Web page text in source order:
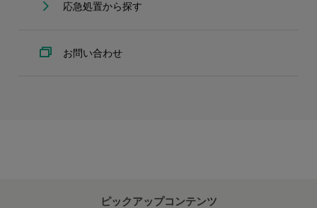
応急処置から探す
お問い合わせ
ピックアップコンテンツ